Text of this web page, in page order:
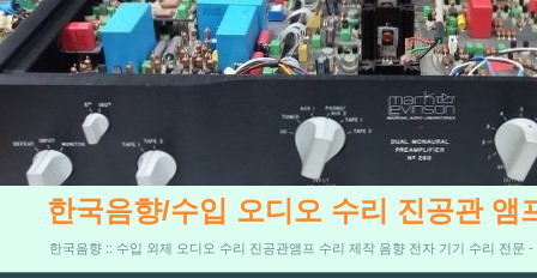
한국음향/수입 오디오 수리 진공관 앰
한국음향 :: 수입 외제 오디오 수리 진공관앰프 수리 제작 음향 전자 기기 수리 전문 -